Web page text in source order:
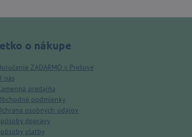
o nákupe
ZADARMO v Prešove
nás
predajňa
podmienky
osobných údajov
dopravy
platby